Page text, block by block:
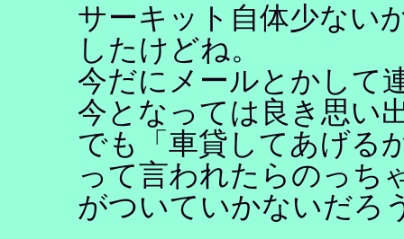
サーキット自体少ない
したけどね。
今だにメールとかして
今となっては良き思い
でも「車貸してあげる
って言われたらのっち
がついていかないだろ